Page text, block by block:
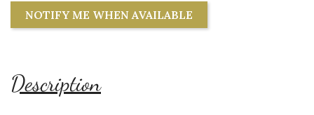
NOTIFY ME WHEN AVAILABLE
Description